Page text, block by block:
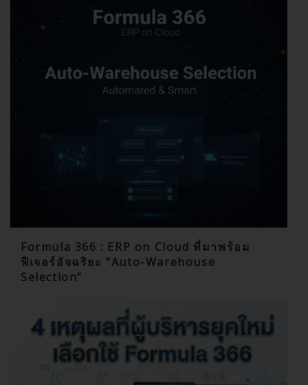
Formula 366 : ERP on Cloud ที่มาพร้อม
ฟีเจอร์อัจฉริยะ “Auto-Warehouse
Selection”